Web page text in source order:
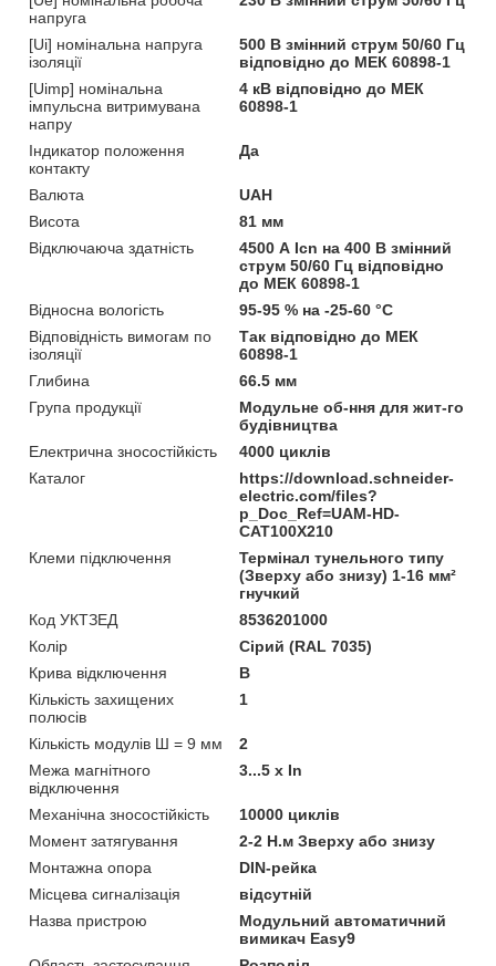
напруга
[Ui] номінальна напруга
ізоляції
500 В змінний струм 50/60 Гц
відповідно до МЕК 60898-1
[Uimp] номінальна
імпульсна витримувана
напру
4 кВ відповідно до МЕК
60898-1
Індикатор положення
контакту
Да
Валюта
UAH
Висота
81 мм
Відключаюча здатність
4500 А Icn на 400 В змінний
струм 50/60 Гц відповідно
до МЕК 60898-1
Відносна вологість
95-95 % на -25-60 °C
Відповідність вимогам по
ізоляції
Так відповідно до МЕК
60898-1
Глибина
66.5 мм
Група продукції
Модульне об-ння для жит-го
будівництва
Електрична зносостійкість
4000 циклів
Каталог
https://download.schneider-
electric.com/files?
p_Doc_Ref=UAM-HD-
CAT100X210
Клеми підключення
Термінал тунельного типу
(Зверху або знизу) 1-16 мм²
гнучкий
Код УКТЗЕД
8536201000
Колір
Сірий (RAL 7035)
Крива відключення
B
Кількість захищених
полюсів
1
Кількість модулів Ш = 9 мм
2
Межа магнітного
відключення
3...5 x In
Механічна зносостійкість
10000 циклів
Момент затягування
2-2 Н.м Зверху або знизу
Монтажна опора
DIN-рейка
Місцева сигналізація
відсутній
Назва пристрою
Модульний автоматичний
вимикач Easy9